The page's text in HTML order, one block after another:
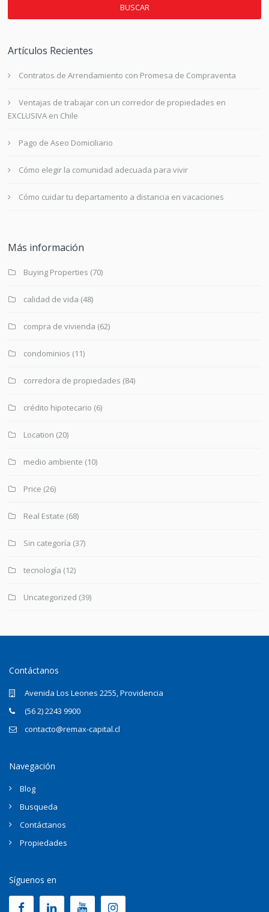
BUSCAR
Artículos Recientes
Contratos de Arrendamiento con Promesa de Compraventa
Ventajas de trabajar con un corredor de propiedades en
EXCLUSIVA en Chile
Pago de Aseo Domiciliario
Cómo elegir la comunidad adecuada para vivir
Cómo cuidar tu departamento a distancia en vacaciones
Más información
Buying Properties (70)
calidad de vida (48)
compra de vivienda (62)
condominios (11)
corredora de propiedades (84)
crédito hipotecario (6)
Location (20)
medio ambiente (10)
Price (26)
Real Estate (68)
Sin categoría (37)
tecnología (12)
Uncategorized (39)
Contáctanos
Avenida Los Leones 2255, Providencia
(56 2) 2243 9900
contacto@remax-capital.cl
Navegación
Blog
Busqueda
Contáctanos
Propiedades
Síguenos en